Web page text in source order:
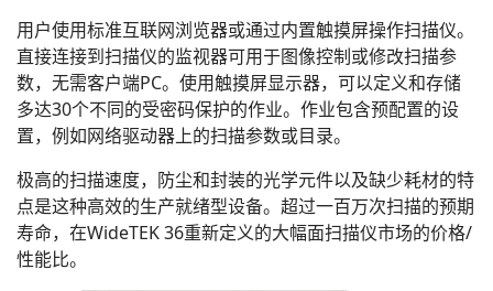
用户使用标准互联网浏览器或通过内置触摸屏操作扫描仪。
直接连接到扫描仪的监视器可用于图像控制或修改扫描参
数，无需客户端PC。使用触摸屏显示器，可以定义和存储
多达30个不同的受密码保护的作业。作业包含预配置的设
置，例如网络驱动器上的扫描参数或目录。
极高的扫描速度，防尘和封装的光学元件以及缺少耗材的特
点是这种高效的生产就绪型设备。超过一百万次扫描的预期
寿命，在WideTEK 36重新定义的大幅面扫描仪市场的价格/
性能比。